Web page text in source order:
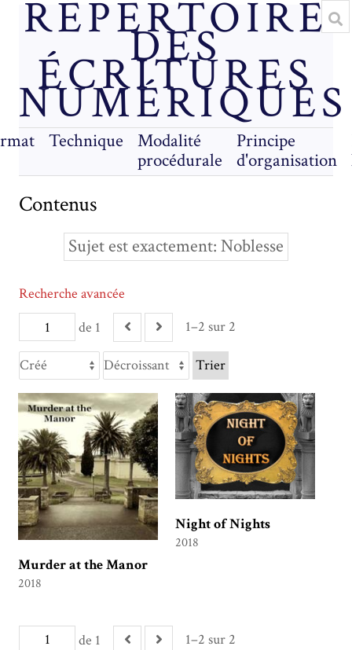
RÉPERTOIRE
DES
ÉCRITURES
NUMÉRIQUES
Technique
Modalité
procédurale
Principe
d'organisation
Contenus
Sujet est exactement Noblesse
de 1 1–2 sur 2
Recherche avancée
Trier
Murder at the Manor
2018
Night of Nights
2018
de 1 1–2 sur 2